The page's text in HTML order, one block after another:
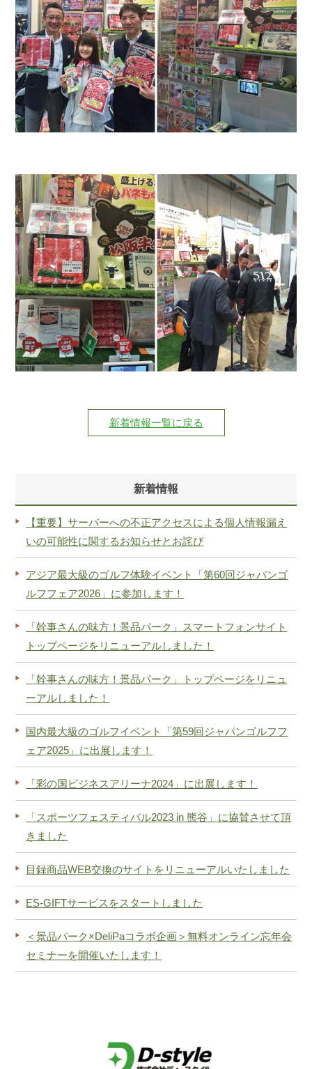
新着情報一覧に戻る
新着情報
【重要】サーバーへの不正アクセスによる個人情報漏え
いの可能性に関するお知らせとお詫び
アジア最大級のゴルフ体験イベント「第60回ジャパンゴ
ルフフェア2026」に参加します！
「幹事さんの味方！景品パーク」スマートフォンサイト
トップページをリニューアルしました！
「幹事さんの味方！景品パーク」トップページをリニュ
ーアルしました！
国内最大級のゴルフイベント「第59回ジャパンゴルフフ
ェア2025」に出展します！
「彩の国ビジネスアリーナ2024」に出展します！
「スポーツフェスティバル2023 in 熊谷」に協賛させて頂
きました
目録商品WEB交換のサイトをリニューアルいたしました
ES-GIFTサービスをスタートしました
＜景品パーク×DeliPaコラボ企画＞無料オンライン忘年会
セミナーを開催いたします！